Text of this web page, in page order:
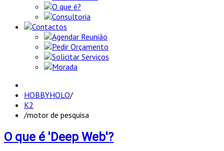
O que é?
Consultoria
Contactos
Agendar Reunião
Pedir Orçamento
Solicitar Serviços
Morada
HOBBYHOLO/
K2
/motor de pesquisa
O que é 'Deep Web'?